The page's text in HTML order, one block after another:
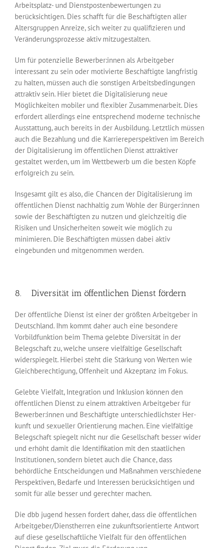
Arbeitsplatz- und Dienstpostenbewertungen zu
berücksichtigen. Dies schafft für die Beschäftigten aller
Altersgruppen Anreize, sich weiter zu qualifizieren und
Veränderungsprozesse aktiv mitzugestalten.
Um für potenzielle Bewerber:innen als Arbeitgeber
interessant zu sein oder motivierte Beschäftigte langfristig
zu halten, müssen auch die sonstigen Arbeitsbedingungen
attraktiv sein. Hier bietet die Digitalisierung neue
Möglichkeiten mobiler und flexibler Zusammenarbeit. Dies
erfordert allerdings eine entsprechend moderne technische
Ausstattung, auch bereits in der Ausbildung. Letztlich müssen
auch die Bezahlung und die Karriereperspektiven im Bereich
der Digitalisierung im öffentlichen Dienst attraktiver
gestaltet werden, um im Wettbewerb um die besten Köpfe
erfolgreich zu sein.
Insgesamt gilt es also, die Chancen der Digitalisierung im
öffentlichen Dienst nach­haltig zum Wohle der Bürger:innen
sowie der Beschäftigten zu nutzen und gleichzeitig die
Risiken und Unsicherheiten soweit wie möglich zu
minimieren. Die Beschäftigten müssen dabei aktiv
eingebunden und mitgenommen werden.
8. Diversität im öffentlichen Dienst fördern
Der öffentliche Dienst ist einer der größten Arbeitgeber in
Deutschland. Ihm kommt daher auch eine besondere
Vorbildfunktion beim Thema gelebte Diversität in der
Belegschaft zu, welche unsere vielfältige Gesellschaft
widerspiegelt. Hierbei steht die Stärkung von Werten wie
Gleichberechtigung, Offenheit und Akzeptanz im Fokus.
Gelebte Vielfalt, Integration und Inklusion können den
öffentlichen Dienst zu einem attraktiven Arbeitgeber für
Bewerber:innen und Beschäftigte unterschiedlichster Her­
kunft und sexueller Orientierung machen. Eine vielfältige
Belegschaft spiegelt nicht nur die Gesellschaft besser wider
und erhöht damit die Identifikation mit den staatlichen
Institutionen, sondern bietet auch die Chance, dass
behördliche Entscheidungen und Maßnahmen verschiedene
Perspektiven, Bedarfe und Interessen berücksichtigen und
somit für alle besser und gerechter machen.
Die dbb jugend hessen fordert daher, dass die öffentlichen
Arbeitgeber/Dienstherren eine zukunftsorientierte Antwort
auf diese gesellschaftliche Vielfalt für den öffentlichen